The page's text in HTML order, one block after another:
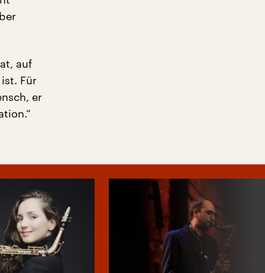
auf
Für
er